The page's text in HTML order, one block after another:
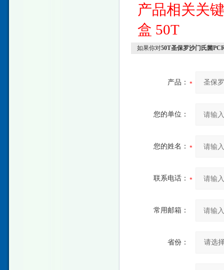
产品相关关
盒 50T
如果你对50T圣保罗沙门氏菌
产品：
您的单位：
您的姓名：
联系电话：
常用邮箱：
省份：